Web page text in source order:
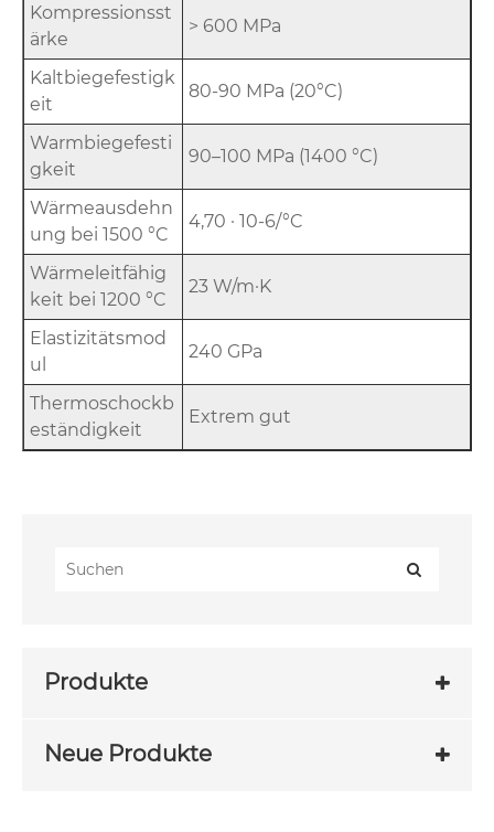
Kompressionsst
ärke
> 600 MPa
Kaltbiegefestigk
eit
80-90 MPa (20°C)
Warmbiegefesti
gkeit
90–100 MPa (1400 °C)
Wärmeausdehn
ung bei 1500 °C
4,70 · 10-6/°C
Wärmeleitfähig
keit bei 1200 °C
23 W/m·K
Elastizitätsmod
ul
240 GPa
Thermoschockb
eständigkeit
Extrem gut
Produkte
Neue Produkte